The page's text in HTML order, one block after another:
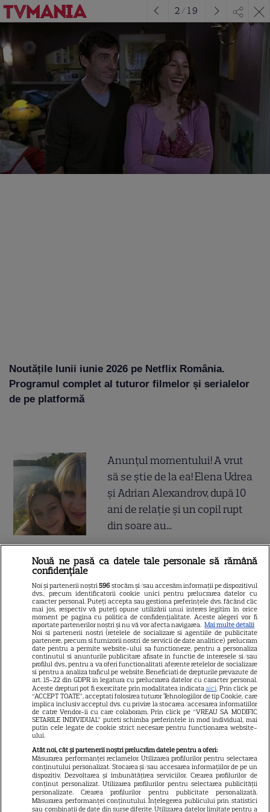
Noutățile lunii iunie 2026 pe Netflix România.
Programul complet al tuturor filmelor și serialelor
de pe platformă
2/19
Anunțul momentului! A vrut
să se știe de la ea! Elena Udrea
și Adrian Alexandrov, după 10
ani de relație și un copil rupt
din soare au...
Doliu la TV! Anunțul tragic al
frânge inimi! A murit subit
prezentatoarea TV care ani de
zile ne-a adus știri de pe
Litoral
Jorge, revoltat după ce și-a
găsit apartamentul de la mare
devastat. Ce au lăsat în urmă
turiștii este strigător la Cer
Fiul Deei și al lui Dinu Maxer a
intrat la un liceu de renume
Nouă ne pasă ca datele tale personale să rămână
confidențiale
Noi și partenerii noștri596 stocăm și/sau accesăm informații pe dispozitivul
dvs., precum identificatorii cookie unici pentru prelucrarea datelor cu
caracter personal. Puteți accepta sau gestiona preferințele dvs. făcând clic
mai jos, respectiv vă puteți opune utilizării unui interes legitim în orice
moment pe pagina cu politica de confidențialitate. Aceste alegeri vor fi
raportate partenerilor noștri și nu vă vor afecta navigarea. Mai multe detalii
Noi si partenerii nostri (retelele de socializare si agentiile de publicitate
partenere, precum si furnizorii nostri de servicii de date analitice) prelucram
date pentru a permite website-ului sa functioneze, pentru a personaliza
continutul si anunturile publicitare afisate in functie de interesele si/sau
profilul dvs., pentru a va oferi functionalitati aferente retelelor de socializare
si pentru a analiza traficul pe website. Beneficiati de drepturile prevazute de
art. 15-22 din GDPR in legatura cu prelucrarea datelor cu caracter personal.
Aceste drepturi pot fi exercitate prin modalitatea indicataaici. Prin click pe
“ACCEPT TOATE”, acceptati folosirea tuturor Tehnologiilor de tip Cookie, care
implica inclusiv acceptul dvs. cu privire la stocarea/accesarea informatiilor
de catre Vendor-ii cu care colaboram. Prin click pe “VREAU SA MODIFIC
SETARILE INDIVIDUAL” puteti schimba preferintele in mod individual, mai
putin cele legate de cookie strict necesare pentru functionarea website-
ului.
Atât noi, cât și partenerii noștri prelucrăm datele pentru a oferi:
Măsurarea performanței reclamelor. Utilizarea profilurilor pentru selectarea
conținutului personalizat. Stocarea și/sau accesarea informațiilor de pe un
dispozitiv. Dezvoltarea și îmbunătățirea serviciilor. Crearea profilurilor de
conținut personalizat. Utilizarea profilurilor pentru selectarea publicității
personalizate. Crearea profilurilor pentru publicitate personalizată.
Măsurarea performanței conținutului. Înțelegerea publicului prin statistici
sau combinații de date din surse diferite. Utilizarea datelor limitate pentru a